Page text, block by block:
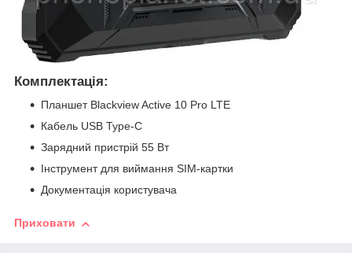
Комплектація:
Планшет Blackview Active 10 Pro LTE
Кабель USB Type-C
Зарядний пристрій 55 Вт
Інструмент для виймання SIM-картки
Документація користувача
Приховати